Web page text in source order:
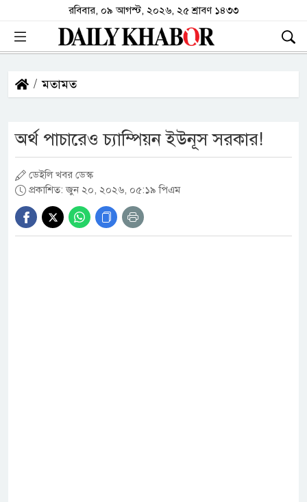
রবিবার, ০৯ আগস্ট, ২০২৬, ২৫ শ্রাবণ ১৪৩৩
মতামত
অর্থ পাচারেও চ্যাম্পিয়ন ইউনূস সরকার!
ডেইলি খবর ডেস্ক
প্রকাশিত: জুন ২০, ২০২৬, ০৫:১৯ পিএম